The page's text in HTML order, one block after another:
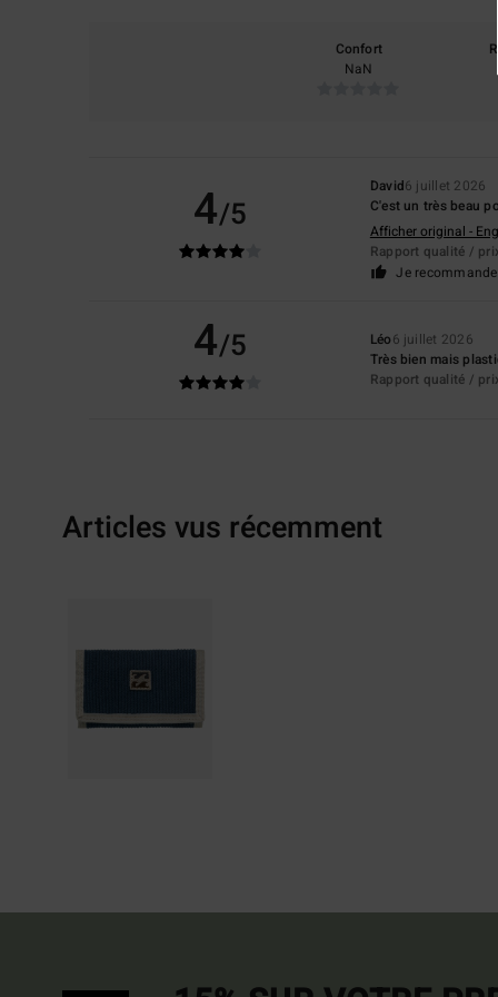
Confort
NaN
4/5
David6 juillet 2026
C'est un très beau
Afficher original -
Rapport qualité /
Je
4/5 Léo6 juillet 2026
Très bien mais
Rapport qualité /
Articles vus récemment